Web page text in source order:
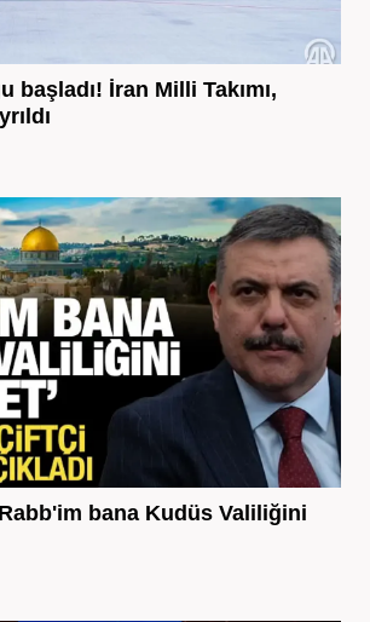
başladı! İran Milli Takımı,
bana Kudüs Valiliğini